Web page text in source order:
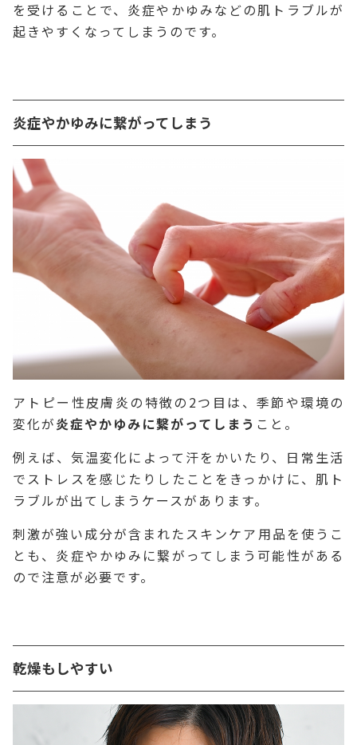
を受けることで、炎症やかゆみなどの肌トラブルが
起きやすくなってしまうのです。
炎症やかゆみに繋がってしまう
アトピー性皮膚炎の特徴の2つ目は、季節や環境の
変化が炎症やかゆみに繋がってしまう こと。
例えば、気温変化によって汗をかいたり、日常生活
でストレスを感じたりしたことをきっかけに、肌ト
ラブルが出てしまうケースがあります。
刺激が強い成分が含まれたスキンケア用品を使うこ
とも、炎症やかゆみに繋がってしまう可能性がある
ので注意が必要です。
乾燥もしやすい